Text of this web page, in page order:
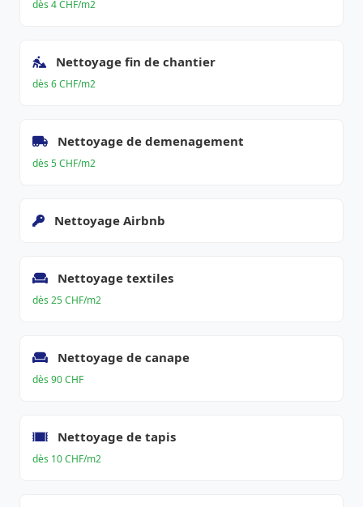
dès 4 CHF/m2
Nettoyage fin de chantier
dès 6 CHF/m2
Nettoyage de demenagement
dès 5 CHF/m2
Nettoyage Airbnb
Nettoyage textiles
dès 25 CHF/m2
Nettoyage de canape
dès 90 CHF
Nettoyage de tapis
dès 10 CHF/m2